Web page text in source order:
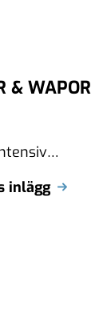
& WAPOR
inlägg